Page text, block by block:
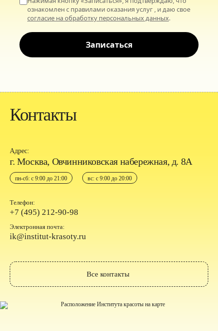
ознакомлен с правилами оказания услуг , и даю свое
согласие на обработку персональных данных.
Записаться
Контакты
Адрес:
г. Москва, Овчинниковская набережная, д. 8А
пн-сб: с 9:00 до 21:00 вс: с 9:00 до 20:00
Телефон:
+7 (495) 212-90-98
Электронная почта:
ik@institut-krasoty.ru
Все контакты